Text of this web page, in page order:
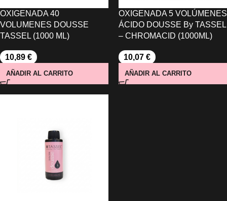
OXIGENADA 40
VOLUMENES DOUSSE
TASSEL (1000 ML)
10,89 €
AÑADIR AL CARRITO
OXIGENADA 5 VOLÚMENES
ÁCIDO DOUSSE By TASSEL
– CHROMACID (1000ML)
10,07 €
AÑADIR AL CARRITO